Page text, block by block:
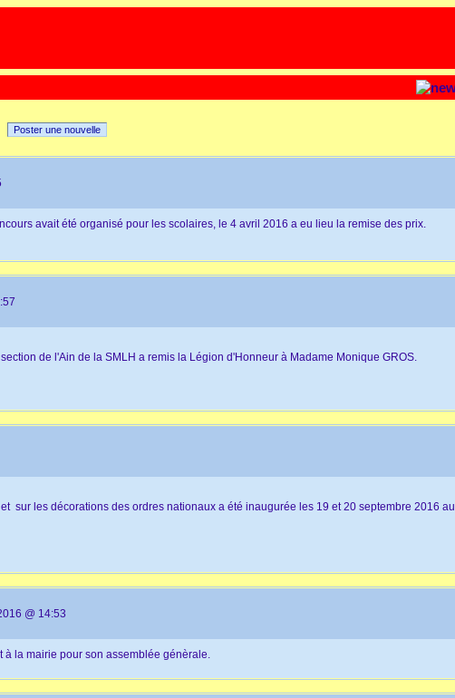
Poster une nouvelle
avait été organisé pour les scolaires, le 4 avril 2016 a eu lieu la remise des prix.
de l'Ain de la SMLH a remis la Légion d'Honneur à Madame Monique GROS.
sur les décorations des ordres nationaux a été inaugurée les 19 et 20 septembre 2016 au
@ 14:53
à la mairie pour son assemblée génèrale.